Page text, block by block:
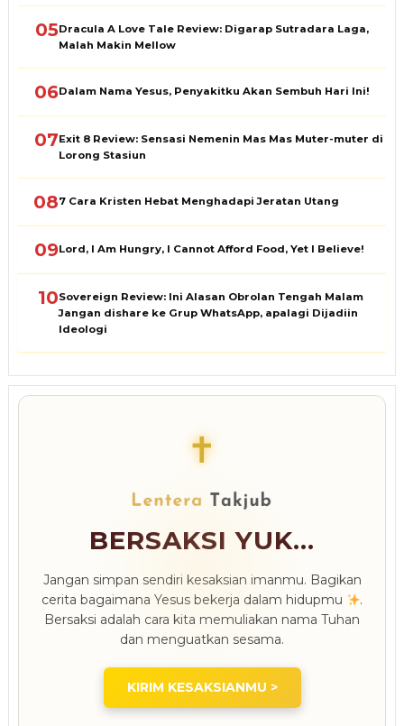
05Dracula A Love Tale Review: Digarap Sutradara Laga,
Malah Makin Mellow
06Dalam Nama Yesus, Penyakitku Akan Sembuh Hari Ini!
07Exit 8 Review: Sensasi Nemenin Mas Mas Muter-muter di
Lorong Stasiun
087 Cara Kristen Hebat Menghadapi Jeratan Utang
09Lord, I Am Hungry, I Cannot Afford Food, Yet I Believe!
10Sovereign Review: Ini Alasan Obrolan Tengah Malam
Jangan dishare ke Grup WhatsApp, apalagi Dijadiin
Ideologi
✝
BERSAKSI YUK...
Jangan simpan sendiri kesaksian imanmu. Bagikan
cerita bagaimana Yesus bekerja dalam hidupmu
.
Bersaksi adalah cara kita memuliakan nama Tuhan
dan menguatkan sesama.
KIRIM KESAKSIANMU >